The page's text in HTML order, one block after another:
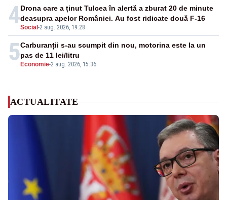
4Social -2 aug. 2026, 19:28
Drona care a ținut Tulcea în alertă a zburat 20 de minute
deasupra apelor României. Au fost ridicate două F-16
5 Economie-2 aug. 2026, 15:36
Carburanții s-au scumpit din nou, motorina este la un
pas de 11 lei/litru
ACTUALITATE